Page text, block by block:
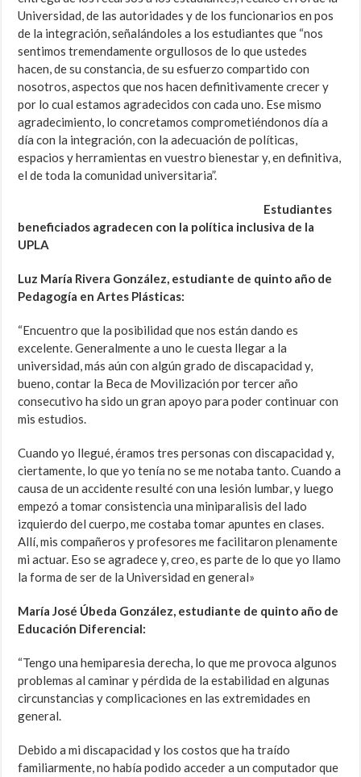
Universidad, de las autoridades y de los funcionarios en pos
de la integración, señalándoles a los estudiantes que “nos
sentimos tremendamente orgullosos de lo que ustedes
hacen, de su constancia, de su esfuerzo compartido con
nosotros, aspectos que nos hacen definitivamente crecer y
por lo cual estamos agradecidos con cada uno. Ese mismo
agradecimiento, lo concretamos comprometiéndonos día a
día con la integración, con la adecuación de políticas,
espacios y herramientas en vuestro bienestar y, en definitiva,
el de toda la comunidad universitaria”.
Estudiantes
beneficiados agradecen con la política inclusiva de la
UPLA
Luz María Rivera González, estudiante de quinto año de
Pedagogía en Artes Plásticas:
“Encuentro que la posibilidad que nos están dando es
excelente. Generalmente a uno le cuesta llegar a la
universidad, más aún con algún grado de discapacidad y,
bueno, contar la Beca de Movilización por tercer año
consecutivo ha sido un gran apoyo para poder continuar con
mis estudios.
Cuando yo llegué, éramos tres personas con discapacidad y,
ciertamente, lo que yo tenía no se me notaba tanto. Cuando a
causa de un accidente resulté con una lesión lumbar, y luego
empezó a tomar consistencia una miniparalisis del lado
izquierdo del cuerpo, me costaba tomar apuntes en clases.
Allí, mis compañeros y profesores me facilitaron plenamente
mi actuar. Eso se agradece y, creo, es parte de lo que yo llamo
la forma de ser de la Universidad en general»
María José Úbeda González, estudiante de quinto año de
Educación Diferencial:
“Tengo una hemiparesia derecha, lo que me provoca algunos
problemas al caminar y pérdida de la estabilidad en algunas
circunstancias y complicaciones en las extremidades en
general.
Debido a mi discapacidad y los costos que ha traído
familiarmente, no había podido acceder a un computador que